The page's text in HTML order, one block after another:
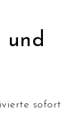
und
sofort